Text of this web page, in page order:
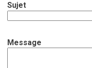
Sujet
Message